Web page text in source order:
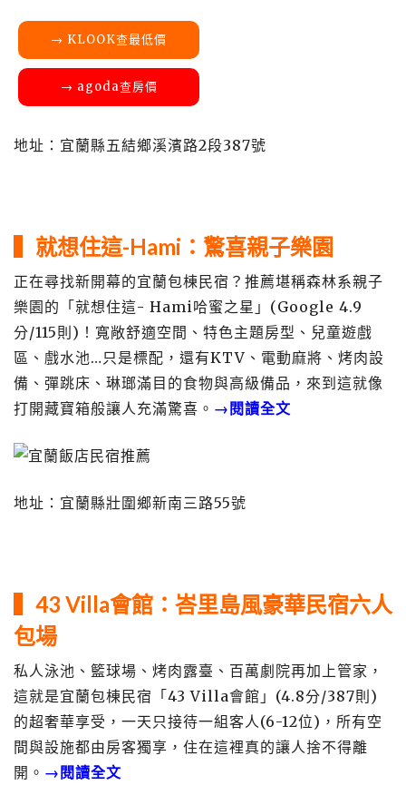
→ KLOOK查最低價
→ agoda查房價
地址：宜蘭縣五結鄉溪濱路2段387號
▍就想住這-Hami：驚喜親子樂園
正在尋找新開幕的宜蘭包棟民宿？推薦堪稱森林系親子
樂園的「就想住這- Hami哈蜜之星」(Google 4.9
分/115則)！寬敞舒適空間、特色主題房型、兒童遊戲
區、戲水池…只是標配，還有KTV、電動麻將、烤肉設
備、彈跳床、琳瑯滿目的食物與高級備品，來到這就像
打開藏寶箱般讓人充滿驚喜。 →閱讀全文
地址：宜蘭縣壯圍鄉新南三路55號
▍43 Villa會館：峇里島風豪華民宿六人
包場
私人泳池、籃球場、烤肉露臺、百萬劇院再加上管家，
這就是宜蘭包棟民宿「43 Villa會館」(4.8分/387則)
的超奢華享受，一天只接待一組客人(6-12位)，所有空
間與設施都由房客獨享，住在這裡真的讓人捨不得離
開。 →閱讀全文